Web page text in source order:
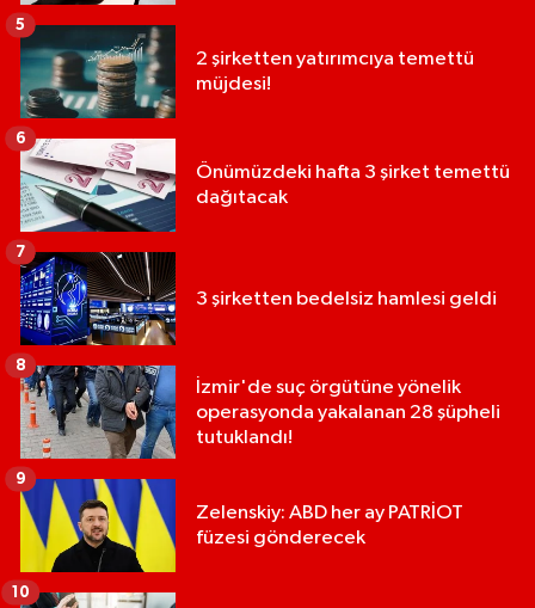
2 şirketten yatırımcıya temettü
müjdesi!
5
Önümüzdeki hafta 3 şirket temettü
dağıtacak
6
3 şirketten bedelsiz hamlesi geldi
7
İzmir'de suç örgütüne yönelik
operasyonda yakalanan 28 şüpheli
tutuklandı!
8
Zelenskiy: ABD her ay PATRİOT
füzesi gönderecek
9
10